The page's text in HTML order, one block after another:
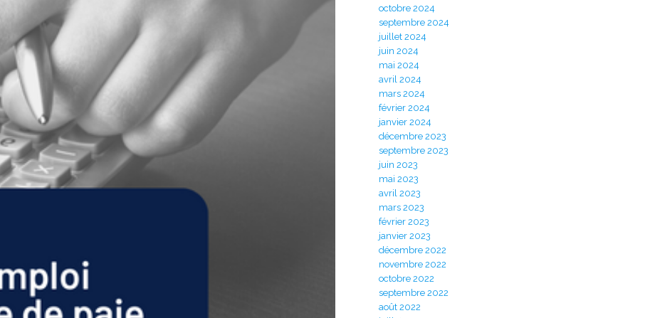
octobre 2024
septembre 2024
juillet 2024
juin 2024
mai 2024
avril 2024
mars 2024
février 2024
janvier 2024
décembre 2023
septembre 2023
juin 2023
mai 2023
avril 2023
mars 2023
février 2023
janvier 2023
décembre 2022
novembre 2022
octobre 2022
septembre 2022
août 2022